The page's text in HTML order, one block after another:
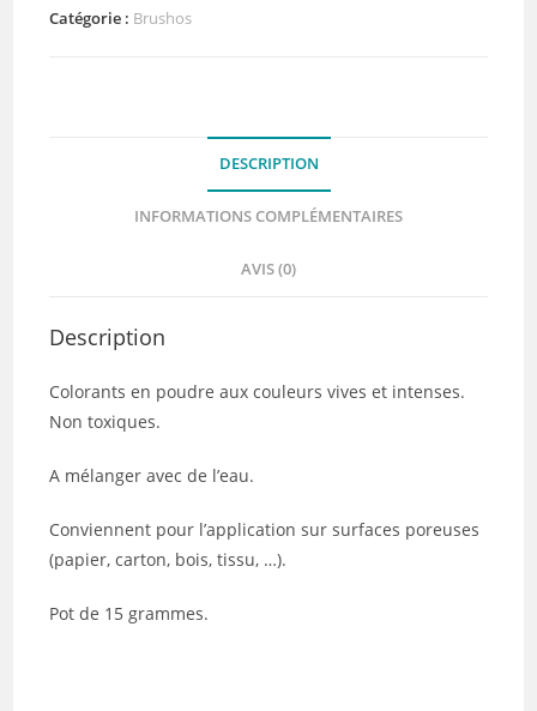
Crimson
Catégorie : Brushos
DESCRIPTION
INFORMATIONS COMPLÉMENTAIRES
AVIS (0)
Description
Colorants en poudre aux couleurs vives et intenses.
Non toxiques.
A mélanger avec de l’eau.
Conviennent pour l’application sur surfaces poreuses
(papier, carton, bois, tissu, …).
Pot de 15 grammes.